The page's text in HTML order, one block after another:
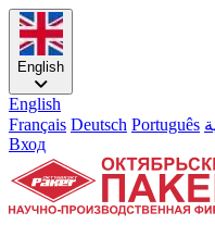
English
English
Français Deutsch Português
Вход